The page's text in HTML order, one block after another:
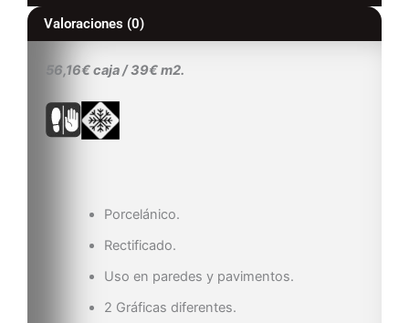
Valoraciones (0)
56,16€ caja / 39€ m2.
Porcelánico.
Rectificado.
Uso en paredes y pavimentos.
2 Gráficas diferentes.